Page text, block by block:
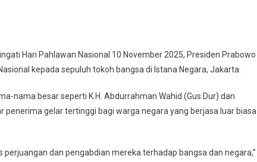
Hari Pahlawan Nasional 10 November 2025, Presiden Prabowo
kepada sepuluh tokoh bangsa di Istana Negara, Jakarta.
nama besar seperti K.H. Abdurrahman Wahid (Gus Dur) dan
gelar tertinggi bagi warga negara yang berjasa luar biasa
dan pengabdian mereka terhadap bangsa dan negara,”